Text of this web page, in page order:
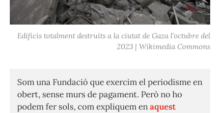
Edificis totalment destruïts a la ciutat de Gaza l'octubre del
2023 | Wikimedia Commons
Som una Fundació que exercim el periodisme en
obert, sense murs de pagament. Però no ho
podem fer sols, com expliquem enaquest